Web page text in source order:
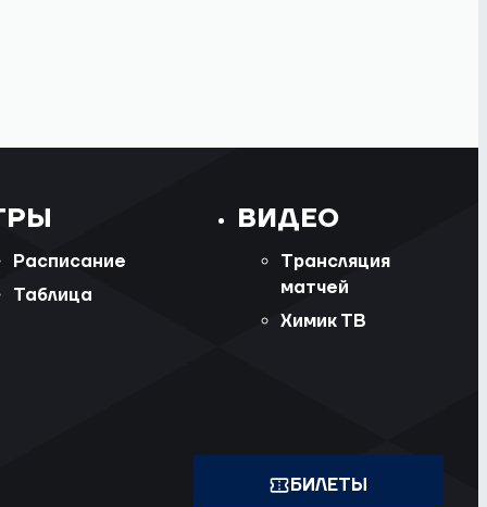
Расписание
Таблица
ВИДЕО
Трансляция
матчей
Химик ТВ
БИЛЕТЫ